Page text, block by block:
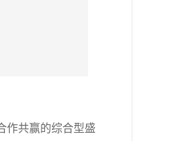
作共赢的综合型盛